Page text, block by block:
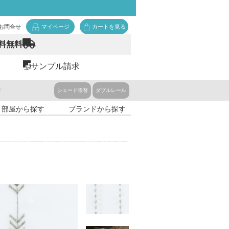
問合せ マイページ カートを見る
無料
サンプル請求
シェード張替 ダブルレール
屋から探す ブランドから探す